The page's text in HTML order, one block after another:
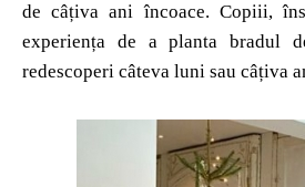
de câțiva ani încoace. Copiii,
experiența de a planta bradul
redescoperi câteva luni sau câțiva